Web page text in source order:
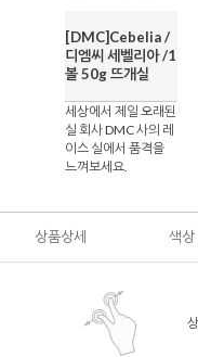
[DMC]Cebelia /
디엠씨 세벨리아 /1
볼 50g 뜨개실
세상에서 제일 오래된
실 회사 DMC 사의 레
이스 실에서 품격을
느껴보세요.
상품상세 색상